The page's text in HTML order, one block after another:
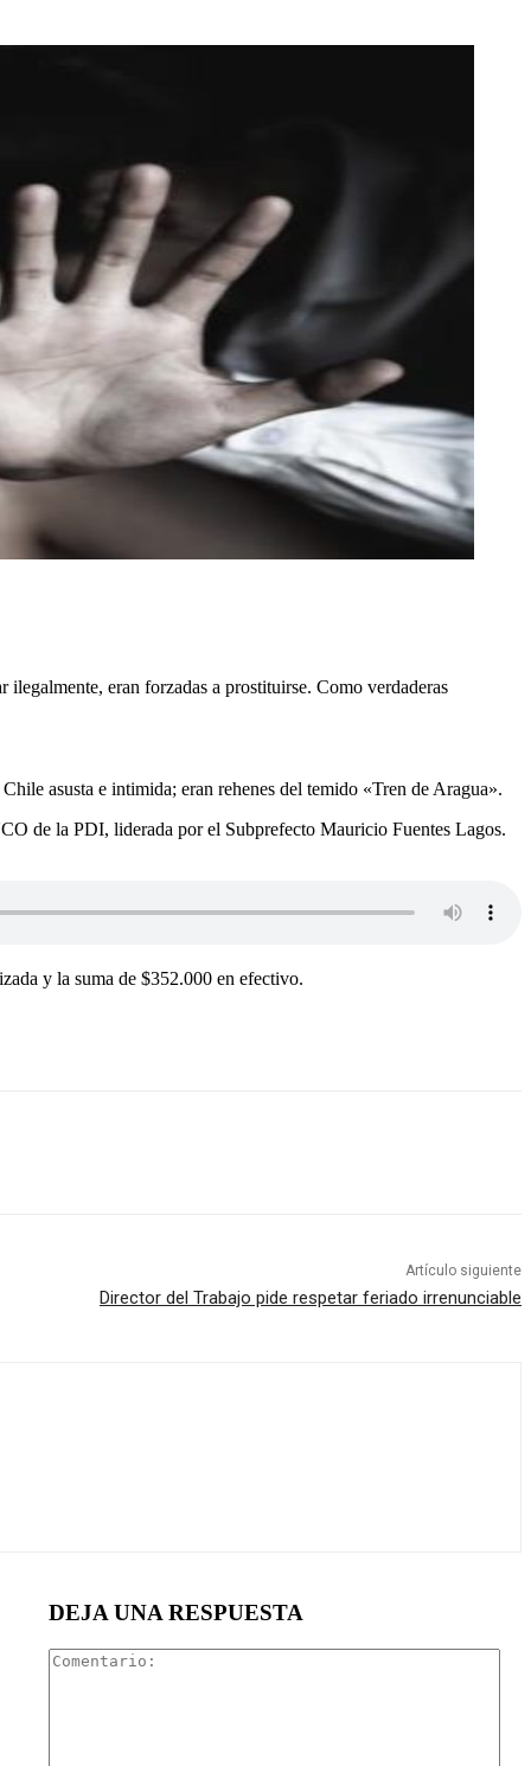
eran forzadas a prostituirse. Como verdaderas
asusta e intimida; eran rehenes del temido «Tren de Aragua».
de la PDI, liderada por el Subprefecto Mauricio Fuentes Lagos.
y la suma de $352.000 en efectivo.
Artículo siguiente
Director del Trabajo pide respetar feriado irrenunciable
DEJA UNA RESPUESTA